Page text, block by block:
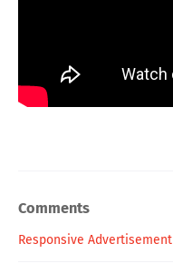
Comments
Responsive Advertisement